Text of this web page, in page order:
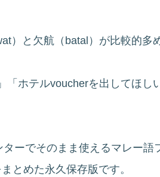
）と欠航（batal）が比較的多
「ホテルvoucherを出してほし
ーでそのまま使えるマレー語
とめた永久保存版です。